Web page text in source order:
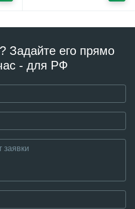
Задайте его прямо
- для РФ